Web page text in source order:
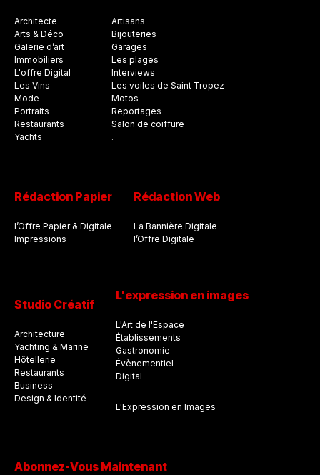
Architecte
Arts & Déco
Galerie d’art
Immobiliers
L'offre Digital
Les Vins
Mode
Portraits
Restaurants
Yachts
Artisans
Bijouteries
Garages
Les plages
Interviews
Les voiles de Saint Tropez
Motos
Reportages
Salon de coiffure
.
Rédaction Papier
l’Offre Papier & Digitale
Impressions
Rédaction Web
La Bannière Digitale
l’Offre Digitale
Studio Créatif
Architecture
Yachting & Marine
Hôtellerie
Restaurants
Business
Design & Identité
L'expression en images
L'Art de l'Espace
Établissements
Gastronomie
Évènementiel
Digital
L'Expression en Images
Abonnez-Vous Maintenant